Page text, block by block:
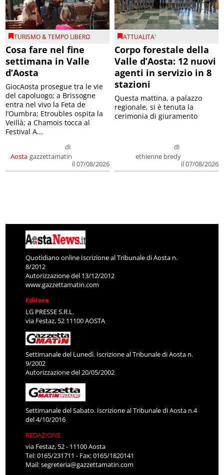
TURISMO & TEMPO LIBERO
Cosa fare nel fine
settimana in Valle
d’Aosta
Aosta
di
gazzettamatin
il 07/08/2026
GiocAosta prosegue tra le vie
del capoluogo; a Brissogne
entra nel vivo la Feta de
l’Oumbra; Etroubles ospita la
Veillà; a Chamois tocca al
Festival A...
ATTUALITA'
Corpo forestale della
Valle d’Aosta: 12 nuovi
agenti in servizio in 8
stazioni
di
ethienne bredy
il 07/08/2026
Questa mattina, a palazzo
regionale, si è tenuta la
cerimonia di giuramento
Quotidiano online Iscrizione al Tribunale di Aosta n.
8/2012
Autorizzazione del 13/12/2012
www.gazzettamatin.com
Editore
LG PRESSE S.R.L.
via Festaz, 52 11100 AOSTA
Settimanale del Lunedì. Iscrizione al Tribunale di Aosta n.
9/2002
Autorizzazione del 20/05/2002
Settimanale del Sabato. Iscrizione al Tribunale di Aosta n.4
del 4/10/2016
REDAZIONE
via Festaz, 52 - 11100 Aosta
Tel: 0165/231711 - Fax: 0165/1820141
Mail:segreteria@gazzettamatin.com